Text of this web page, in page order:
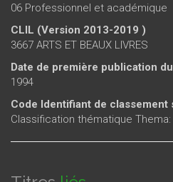
06 Professionnel et académique
CLIL (Version 2013-2019 )
3667 ARTS ET BEAUX LIVRES
Date de première publication
1994
Code Identifiant de classement
Classification thématique Thema: